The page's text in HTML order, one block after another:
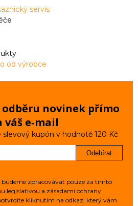
servis
od výrobce
novinek přímo
váš e‑mail
slevový kupón v hodnotě 120 Kč
Odebírat
budeme zpracovávat pouze za tímto
legislativou a zásadami ochrany
kliknutím na odkaz, který vám